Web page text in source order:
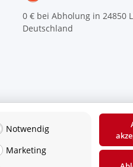
0 € bei Abholung in 24850
Deutschland
Notwendig
Marketing